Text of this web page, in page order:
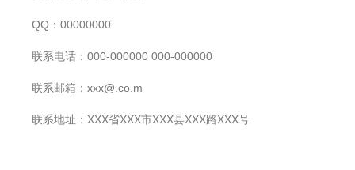
QQ：00000000
联系电话：000-000000 000-000000
联系邮箱：xxx@.co.m
联系地址：XXX省XXX市XXX县XXX路XXX号